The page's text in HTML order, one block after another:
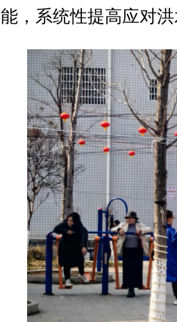
能，系统性提高应对